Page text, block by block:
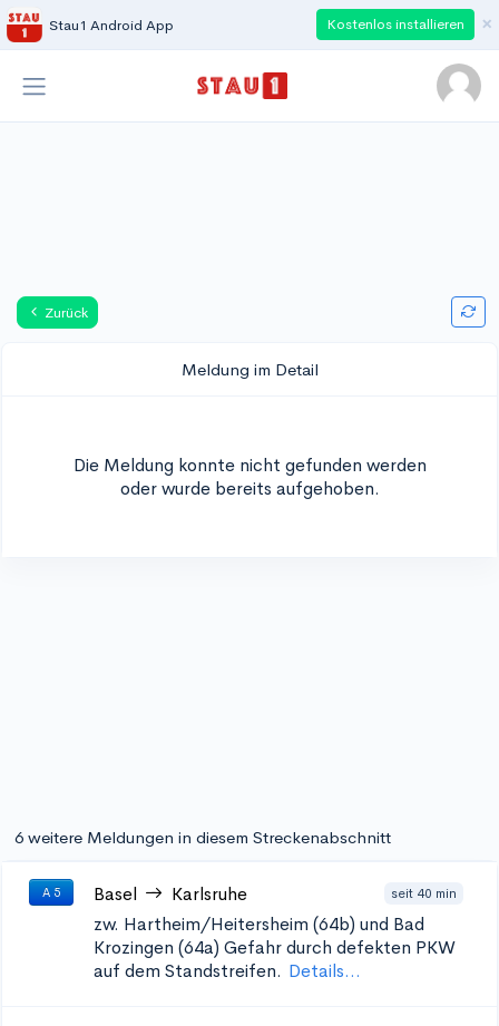
Stau1 Android App Kostenlos installieren ×
Zurück
Meldung im Detail
Die Meldung konnte nicht gefunden werden
oder wurde bereits aufgehoben.
6 weitere Meldungen in diesem Streckenabschnitt
A 5 Basel Karlsruhe seit 40 min
zw. Hartheim/Heitersheim (64b) und Bad
Krozingen (64a) Gefahr durch defekten PKW
auf dem Standstreifen. Details...